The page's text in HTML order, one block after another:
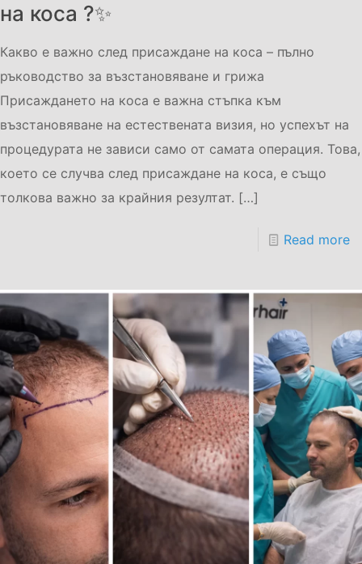
на коса ?✨
Какво е важно след присаждане на коса – пълно
ръководство за възстановяване и грижа
Присаждането на коса е важна стъпка към
възстановяване на естествената визия, но успехът на
процедурата не зависи само от самата операция. Това,
което се случва след присаждане на коса, е също
толкова важно за крайния резултат. […]
Read more